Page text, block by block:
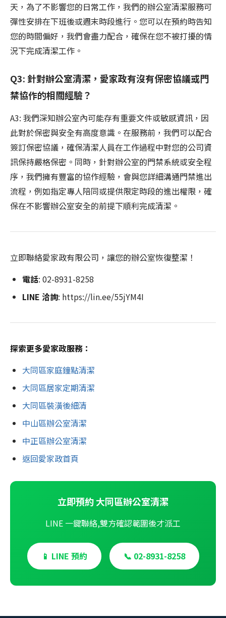
天，為了不影響您的日常工作，我們的辦公室清潔服務可
彈性安排在下班後或週末時段進行。您可以在預約時告知
您的時間偏好，我們會盡力配合，確保在您不被打擾的情
況下完成清潔工作。
Q3: 針對辦公室清潔，愛家政有沒有保密協議或門
禁協作的相關經驗？
A3: 我們深知辦公室內可能存有重要文件或敏感資訊，因
此對於保密與安全有高度意識。在服務前，我們可以配合
簽訂保密協議，確保清潔人員在工作過程中對您的公司資
訊保持嚴格保密。同時，針對辦公室的門禁系統或安全程
序，我們擁有豐富的協作經驗，會與您詳細溝通門禁進出
流程，例如指定專人陪同或提供限定時段的進出權限，確
保在不影響辦公室安全的前提下順利完成清潔。
立即聯絡愛家政有限公司，讓您的辦公室恢復整潔！
電話: 02-8931-8258
LINE 洽詢: https://lin.ee/55jYM4I
探索更多愛家政服務：
大同區家庭鐘點清潔
大同區居家定期清潔
大同區裝潢後細清
中山區辦公室清潔
中正區辦公室清潔
返回愛家政首頁
立即預約 大同區辦公室清潔
LINE 一鍵聯絡,雙方確認範圍後才派工
📱 LINE 預約 📞 02-8931-8258